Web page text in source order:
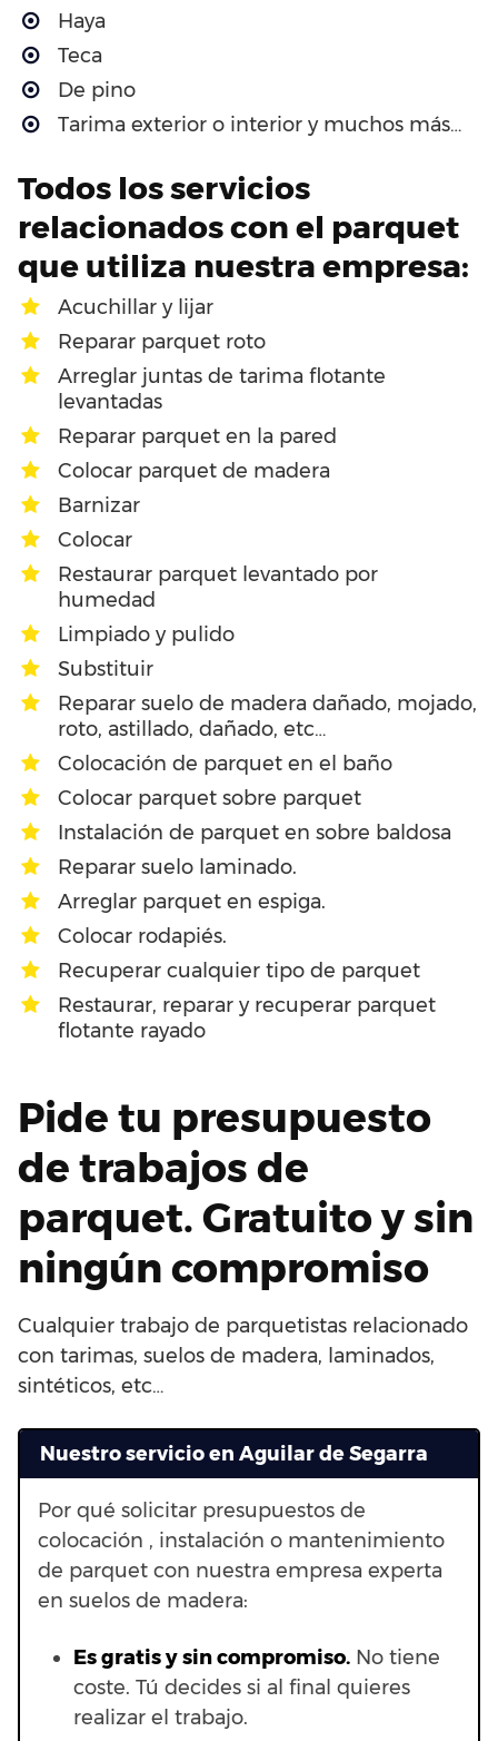
Haya
Teca
De pino
Tarima exterior o interior y muchos más…
Todos los servicios
relacionados con el parquet
que utiliza nuestra empresa:
Acuchillar y lijar
Reparar parquet roto
Arreglar juntas de tarima flotante
levantadas
Reparar parquet en la pared
Colocar parquet de madera
Barnizar
Colocar
Restaurar parquet levantado por
humedad
Limpiado y pulido
Substituir
Reparar suelo de madera dañado, mojado,
roto, astillado, dañado, etc…
Colocación de parquet en el baño
Colocar parquet sobre parquet
Instalación de parquet en sobre baldosa
Reparar suelo laminado.
Arreglar parquet en espiga.
Colocar rodapiés.
Recuperar cualquier tipo de parquet
Restaurar, reparar y recuperar parquet
flotante rayado
Pide tu presupuesto
de trabajos de
parquet. Gratuito y sin
ningún compromiso
Cualquier trabajo de parquetistas relacionado
con tarimas, suelos de madera, laminados,
sintéticos, etc…
Nuestro servicio en Aguilar de Segarra
Por qué solicitar presupuestos de
colocación , instalación o mantenimiento
de parquet con nuestra empresa experta
en suelos de madera:
Es gratis y sin compromiso. No tiene
coste. Tú decides si al final quieres
realizar el trabajo.